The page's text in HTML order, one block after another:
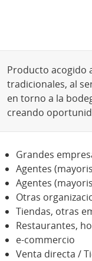
Producto acogido
tradicionales, al
en torno a la
creando
Grandes
Agentes
Agentes
Otras
Tiendas, otras
Restaurantes,
e-commercio
Venta directa /